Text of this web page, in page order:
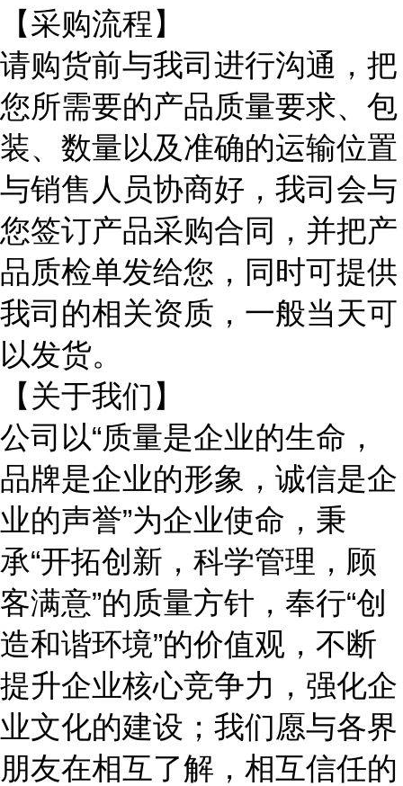
【采购流程】
请购货前与我司进行沟通，把
您所需要的产品质量要求、包
装、数量以及准确的运输位置
与销售人员协商好，我司会与
您签订产品采购合同，并把产
品质检单发给您，同时可提供
我司的相关资质，一般当天可
以发货。
【关于我们】
公司以“质量是企业的生命，
品牌是企业的形象，诚信是企
业的声誉”为企业使命，秉
承“开拓创新，科学管理，顾
客满意”的质量方针，奉行“创
造和谐环境”的价值观，不断
提升企业核心竞争力，强化企
业文化的建设；我们愿与各界
朋友在相互了解，相互信任的